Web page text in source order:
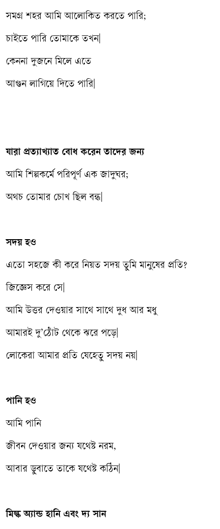
সমগ্র শহর আমি আলোকিত করতে পারি;
চাইতে পারি তোমাকে তখন|
কেননা দুজনে মিলে এতে
আগুন লাগিয়ে দিতে পারি|
যারা প্রত্যাখ্যাত বোধ করেন তাদের জন্য
আমি শিল্পকর্মে পরিপূর্ণ এক জাদুঘর;
অথচ তোমার চোখ ছিল বন্ধ|
সদয় হও
এতো সহজে কী করে নিয়ত সদয় তুমি মানুষের প্রতি?
জিজ্ঞেস করে সে|
আমি উত্তর দেওয়ার সাথে সাথে দুধ আর মধু
আমারই দু’ঠোঁট থেকে ঝরে পড়ে|
লোকেরা আমার প্রতি যেহেতু সদয় নয়|
পানি হও
আমি পানি
জীবন দেওয়ার জন্য যথেষ্ট নরম,
আবার ডুবাতে তাকে যথেষ্ট কঠিন|
মিল্ক অ্যান্ড হানি এবং দ্য সান